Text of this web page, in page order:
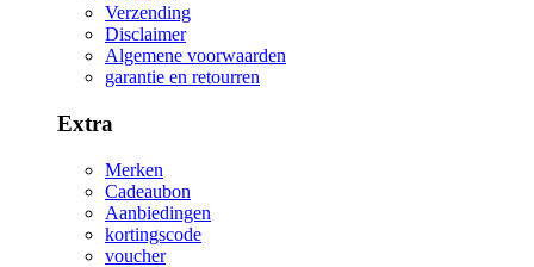
Verzending
Disclaimer
Algemene voorwaarden
garantie en retourren
Extra
Merken
Cadeaubon
Aanbiedingen
kortingscode
voucher